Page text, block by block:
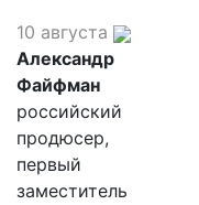
10 августа
Александр
Файфман
российский
продюсер,
первый
заместитель